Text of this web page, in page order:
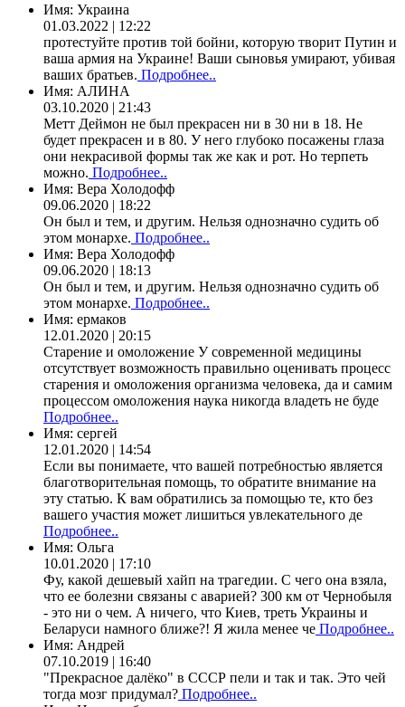
Имя: Украина
01.03.2022 | 12:22
протестуйте против той бойни, которую творит Путин и
ваша армия на Украине! Ваши сыновья умирают, убивая
ваших братьев. Подробнее..
Имя: АЛИНА
03.10.2020 | 21:43
Метт Деймон не был прекрасен ни в 30 ни в 18. Не
будет прекрасен и в 80. У него глубоко посажены глаза
они некрасивой формы так же как и рот. Но терпеть
можно. Подробнее..
Имя: Вера Холодофф
09.06.2020 | 18:22
Он был и тем, и другим. Нельзя однозначно судить об
этом монархе. Подробнее..
Имя: Вера Холодофф
09.06.2020 | 18:13
Он был и тем, и другим. Нельзя однозначно судить об
этом монархе. Подробнее..
Имя: ермаков
12.01.2020 | 20:15
Старение и омоложение У современной медицины
отсутствует возможность правильно оценивать процесс
старения и омоложения организма человека, да и самим
процессом омоложения наука никогда владеть не буде
Подробнее..
Имя: сергей
12.01.2020 | 14:54
Если вы понимаете, что вашей потребностью является
благотворительная помощь, то обратите внимание на
эту статью. К вам обратились за помощью те, кто без
вашего участия может лишиться увлекательного де
Подробнее..
Имя: Ольга
10.01.2020 | 17:10
Фу, какой дешевый хайп на трагедии. С чего она взяла,
что ее болезни связаны с аварией? 300 км от Чернобыля
- это ни о чем. А ничего, что Киев, треть Украины и
Беларуси намного ближе?! Я жила менее че Подробнее..
Имя: Андрей
07.10.2019 | 16:40
"Прекрасное далёко" в СССР пели и так и так. Это чей
тогда мозг придумал? Подробнее..